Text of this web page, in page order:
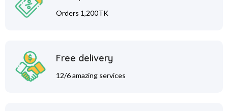
Orders 1,200TK
Free delivery
12/6 amazing services